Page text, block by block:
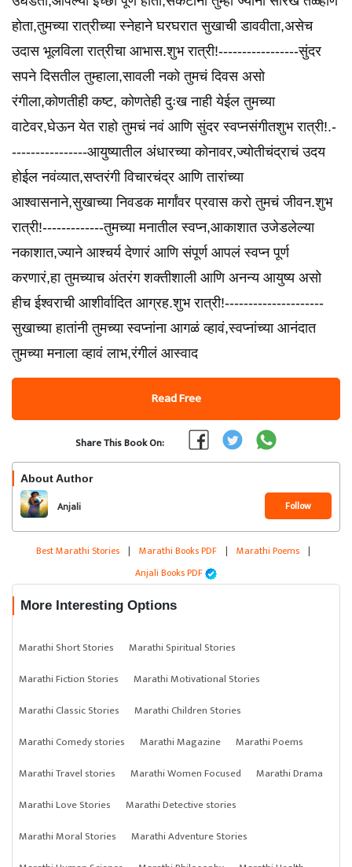
होता,तुमच्या रात्रीच्या स्नेहाने घरघरात सुखाची डाववीता,असेच
उदास भूलविला रात्रीचा आभास.शुभ रात्री!-----------------सुंदर
सपने दिसतील तुम्हाला,सावली नको तुमचं दिवस असो
रंगीला,कोणतीही कष्ट, कोणतेही दुःख नाही येईल तुमच्या
वाटेवर,घेऊन येत राहो तुमचं नवं आणि सुंदर स्वप्नसंगीतशुभ रात्री!.-
----------------आयुष्यातील अंधारच्या कोनावर,ज्योतीचंद्राचं उदय
होईल नवंव्यात,सप्तरंगी विचारचंद्र आणि तारांच्या
आश्वासनाने,सुखाच्या निवडक मार्गांवर प्रवास करो तुमचं जीवन.शुभ
रात्री!-------------तुमच्या मनातील स्वप्न,आकाशात उजेडलेल्या
नकाशात,ज्याने आश्चर्य देणारं आणि संपूर्ण आपलं स्वप्न पूर्ण
करणारं,हा तुमच्याच अंतरंग शक्तीशाली आणि अनन्य आयुष्य असो
हीच ईश्वराची आशीर्वादित आग्रह.शुभ रात्री!---------------------
सुखाच्या हातांनी तुमच्या स्वप्नांना आगळं व्हावं,स्वप्नांच्या आनंदात
तुमच्या मनाला व्हावं लाभ,रंगीलं आस्वाद
Read Free
Share This Book On:
About Author
Anjali Follow
Best Marathi Stories | Marathi Books PDF | Marathi Poems |
Anjali Books PDF
More Interesting Options
Marathi Short Stories
Marathi Spiritual Stories
Marathi Fiction Stories
Marathi Motivational Stories
Marathi Classic Stories
Marathi Children Stories
Marathi Comedy stories
Marathi Magazine
Marathi Poems
Marathi Travel stories
Marathi Women Focused
Marathi Drama
Marathi Love Stories
Marathi Detective stories
Marathi Moral Stories
Marathi Adventure Stories